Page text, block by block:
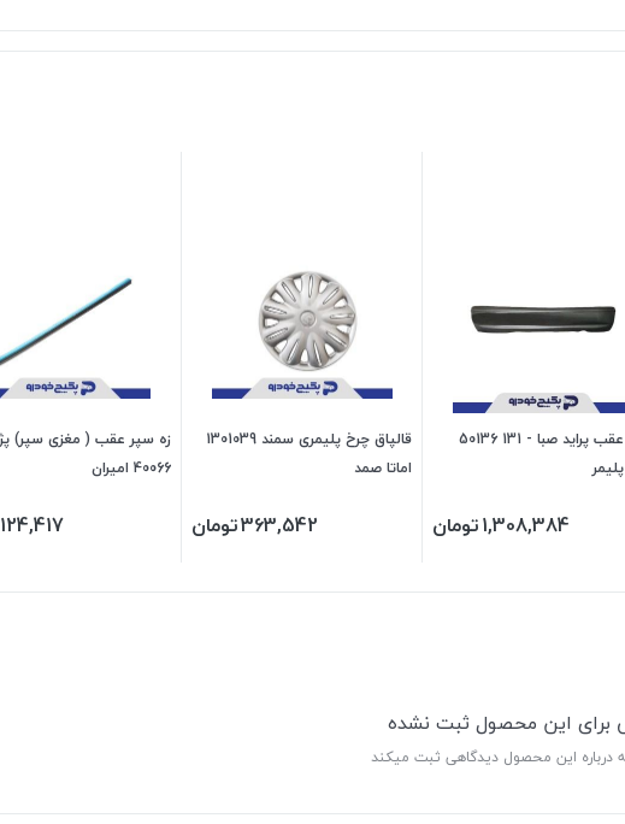
سپر عقب پراید صبا - 131 50136
1,308,384تومان
قالپاق چرخ پلیمری سمند 1301039
اماتا صمد
363,542تومان
40066 امیران
124,417
برای این محصول ثبت نشده
درباره این محصول دیدگاهی ثبت میکند